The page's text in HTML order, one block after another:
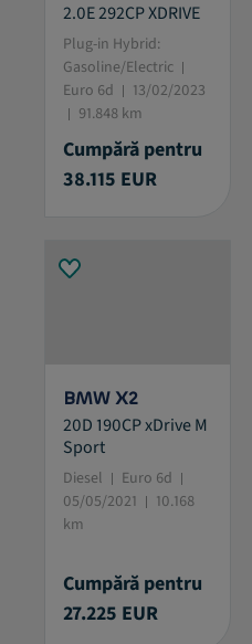
2.0E 292CP XDRIVE
Plug-in Hybrid:
Gasoline/Electric
Euro 6d
13/02/2023
91.848 km
Cumpără pentru
38.115 EUR
BMW X2
20D 190CP xDrive M
Sport
Diesel
Euro 6d
05/05/2021
10.168
km
Cumpără pentru
27.225 EUR